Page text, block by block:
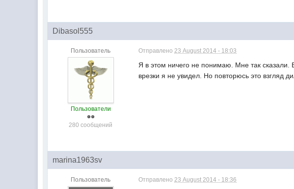
Dibasol555
Пользователь
Пользователи
280 сообщений
Отправлено23 August 2014 - 18:03
Я в этом ничего не понимаю. Мне так сказали.
врезки я не увидел. Но повторюсь это взгляд
marina1963sv
Пользователь Отправлено23 August 2014 - 18:36